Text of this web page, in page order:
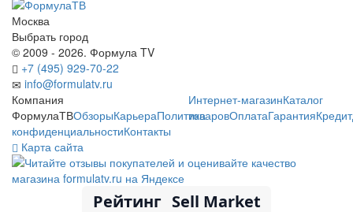
Москва
Выбрать город
© 2009 - 2026. Формула TV
+7 (495) 929-70-22
info@formulatv.ru
Компания
ФормулаТВОбзорыКарьераПолитика
конфиденциальностиКонтакты
Интернет-магазинКаталог
товаровОплатаГарантияКредит
Карта сайта
Рейтинг Sell Market